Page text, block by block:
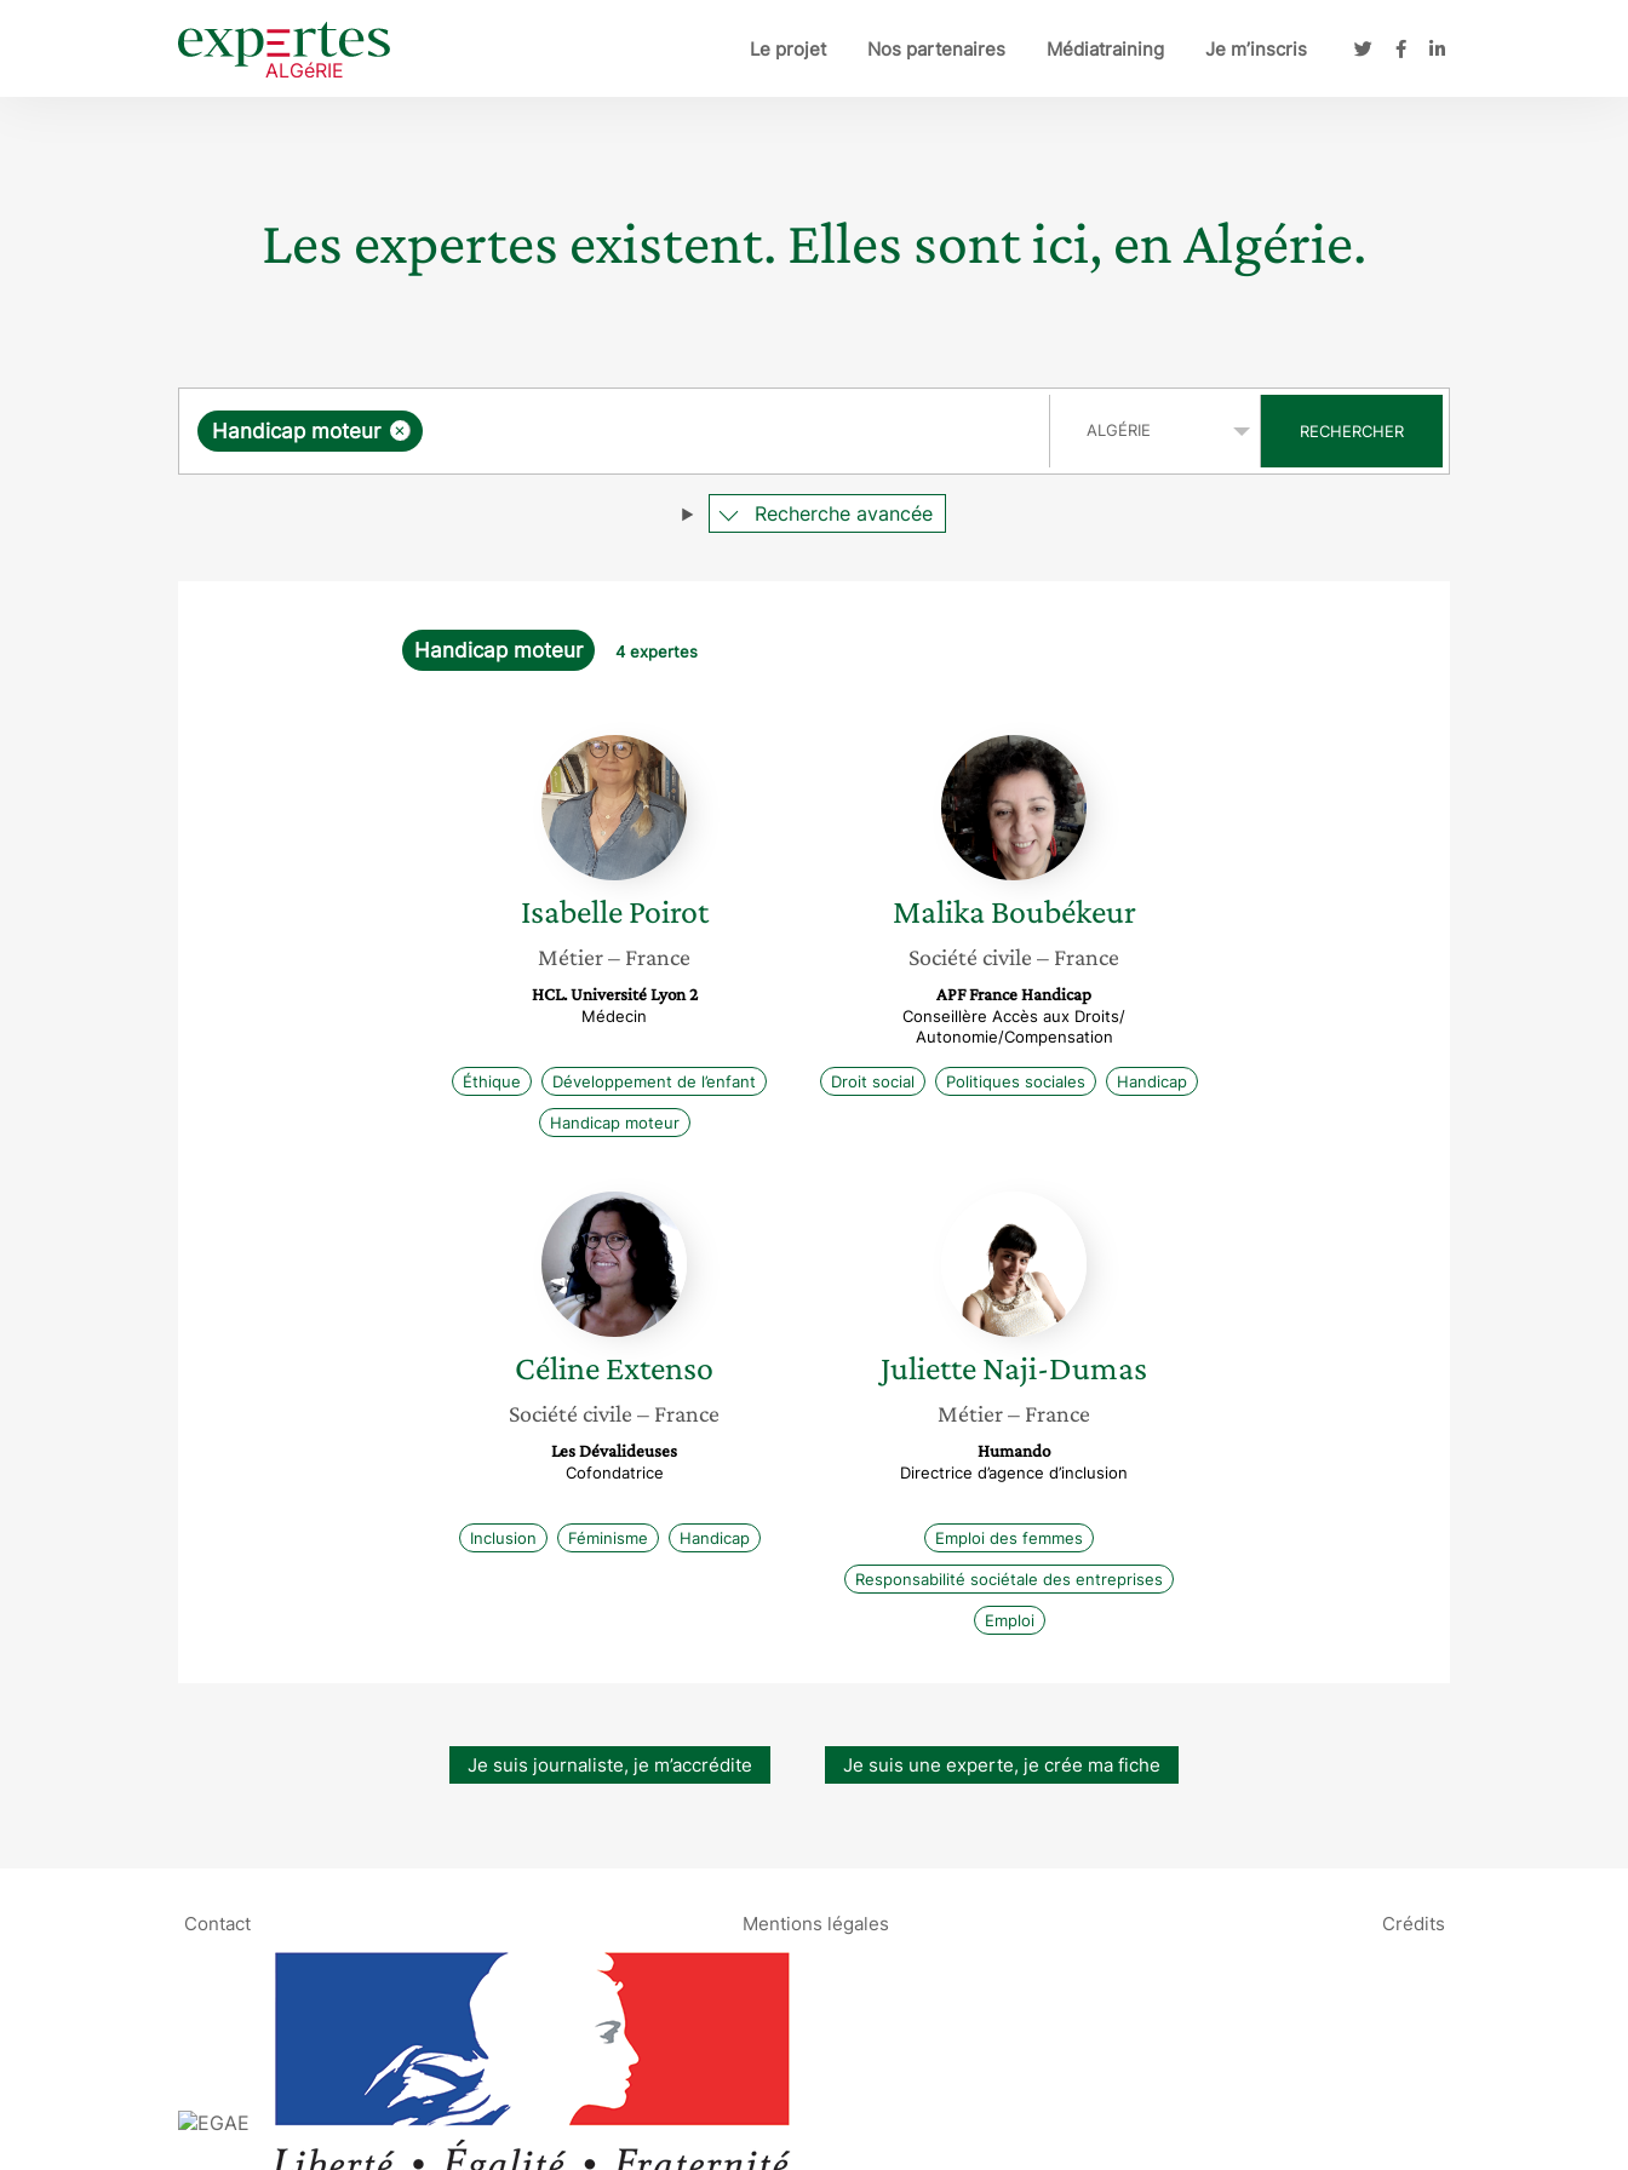
Le projet Nos partenaires Médiatraining Je m’inscris
Les expertes existent. Elles sont ici, en Algérie.
Requête ×
Handicap moteur RECHERCHER
Recherche avancée
Handicap moteur 4 expertes
Isabelle
Poirot
Isabelle Poirot
Métier– France
HCL. Université Lyon 2
Médecin
Éthique Développement de l’enfant
Handicap moteur
Malika
Boubékeur
Malika Boubékeur
Société civile – France
APF France Handicap
Conseillère Accès aux Droits/
Autonomie/Compensation
Droit social Politiques sociales Handicap
Céline
Extenso
CélineExtenso
Société civile – France
Les Dévalideuses
Cofondatrice
Inclusion Féminisme Handicap
Naji-
Dumas
JulietteNaji-Dumas
Métier– France
Humando
Directrice d’agence d’inclusion
Emploi des femmes
Responsabilité sociétale des entreprises
Emploi
Je suis journaliste, je m’accrédite Je suis une experte, je crée ma fiche
Contact Mentions légales Crédits